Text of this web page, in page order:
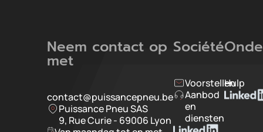
Neem contact op
met
contact@puissancepneu.be
Puissance Pneu SAS
9, Rue Curie - 69006 Lyon
Société
Voorstellen
Aanbod
en
diensten
Hulp